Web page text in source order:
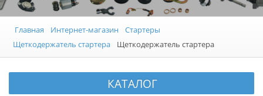
Главная Интернет-магазин
Стартеры
Щеткодержатель стартера
Щеткодержатель стартера
КАТАЛОГ